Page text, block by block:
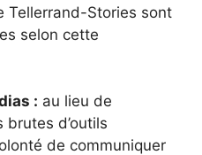
Tellerrand-Stories sont
selon cette
: au lieu de
d’outils
de communiquer